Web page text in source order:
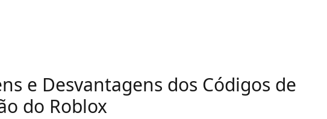
e Desvantagens dos Códigos de
do Roblox